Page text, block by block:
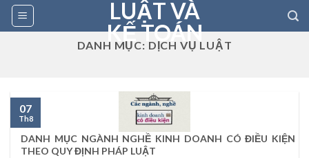
Skip
LUẬT VÀ
KẾ TOÁN
DANH MỤC: DỊCH VỤ LUẬT
DANH MỤC NGÀNH NGHỀ KINH DOANH CÓ ĐIỀU KIỆN
THEO QUY ĐỊNH PHÁP LUẬT
07
Th8